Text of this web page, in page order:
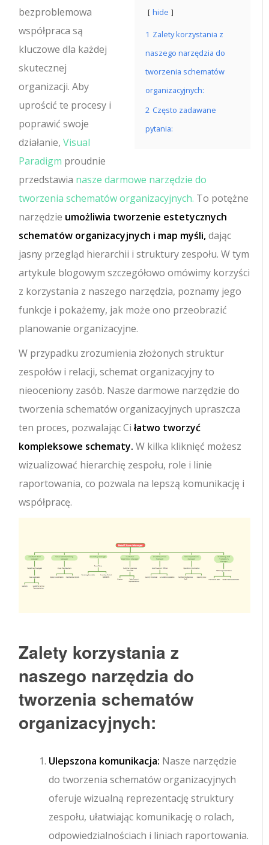
hide
1 Zalety korzystania z
naszego narzędzia do
tworzenia schematów
organizacyjnych:
2 Często zadawane
pytania:
bezproblemowa
współpraca są
kluczowe dla każdej
skutecznej
organizacji. Aby
uprościć te procesy i
poprawić swoje
działanie,Visual
Paradigm proudnie
przedstawia nasze darmowe narzędzie do
tworzenia schematów organizacyjnych. To potężne
narzędzie umożliwia tworzenie estetycznych
schematów organizacyjnych i map myśli,dając
jasny przegląd hierarchii i struktury zespołu. W tym
artykule blogowym szczegółowo omówimy korzyści
z korzystania z naszego narzędzia, poznamy jego
funkcje i pokażemy, jak może ono przeobrazić
planowanie organizacyjne.
W przypadku zrozumienia złożonych struktur
zespołów i relacji, schemat organizacyjny to
nieoceniony zasób. Nasze darmowe narzędzie do
tworzenia schematów organizacyjnych upraszcza
ten proces, pozwalając Ci łatwo tworzyć
kompleksowe schematy. W kilka kliknięć możesz
wizualizować hierarchię zespołu, role i linie
raportowania, co pozwala na lepszą komunikację i
współpracę.
Zalety korzystania z
naszego narzędzia do
tworzenia schematów
organizacyjnych:
Ulepszona komunikacja: Nasze narzędzie
do tworzenia schematów organizacyjnych
oferuje wizualną reprezentację struktury
zespołu, ułatwiając komunikację o rolach,
odpowiedzialnościach i liniach raportowania.